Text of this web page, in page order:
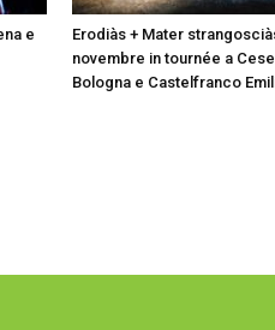
e
Erodiàs + Mater
novembre in tournée a
Bologna e Castelfranco